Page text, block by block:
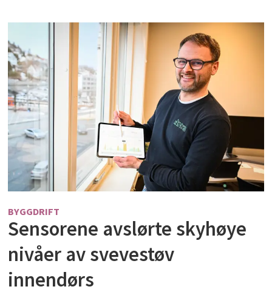
BYGGDRIFT
Sensorene avslørte skyhøye
nivåer av svevestøv
innendørs